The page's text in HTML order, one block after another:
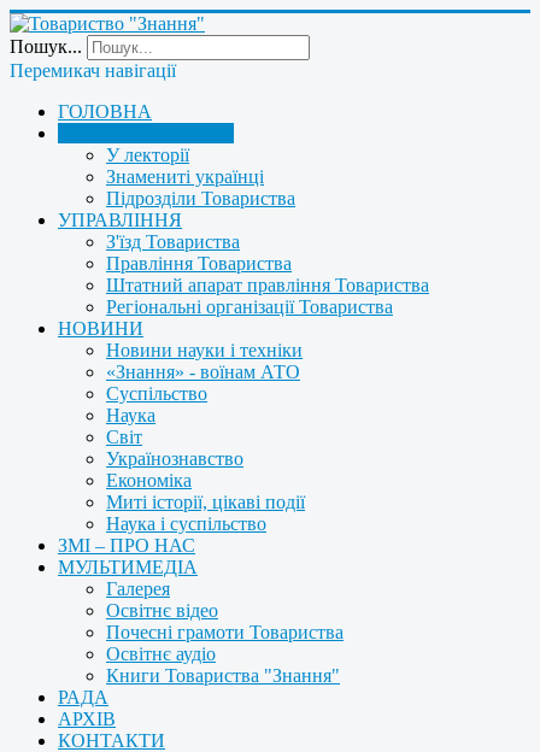
Пошук...
Перемикач навігації
ГОЛОВНА
У лекторії
Знамениті українці
Підрозділи Товариства
УПРАВЛІННЯ
З'їзд Товариства
Правління Товариства
Штатний апарат правління Товариства
Регіональні організації Товариства
НОВИНИ
Новини науки і техніки
«Знання» - воїнам АТО
Суспільство
Наука
Світ
Українознавство
Економіка
Миті історії, цікаві події
Наука і суспільство
ЗМІ – ПРО НАС
МУЛЬТИМЕДІА
Галерея
Освітнє відео
Почесні грамоти Товариства
Освітнє аудіо
Книги Товариства "Знання"
РАДА
АРХІВ
КОНТАКТИ